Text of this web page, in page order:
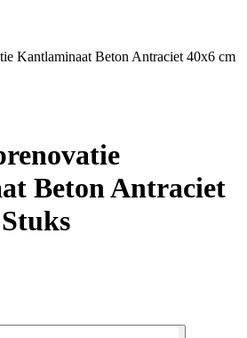
Kantlaminaat Beton Antraciet 40x6 cm
Beton Antraciet